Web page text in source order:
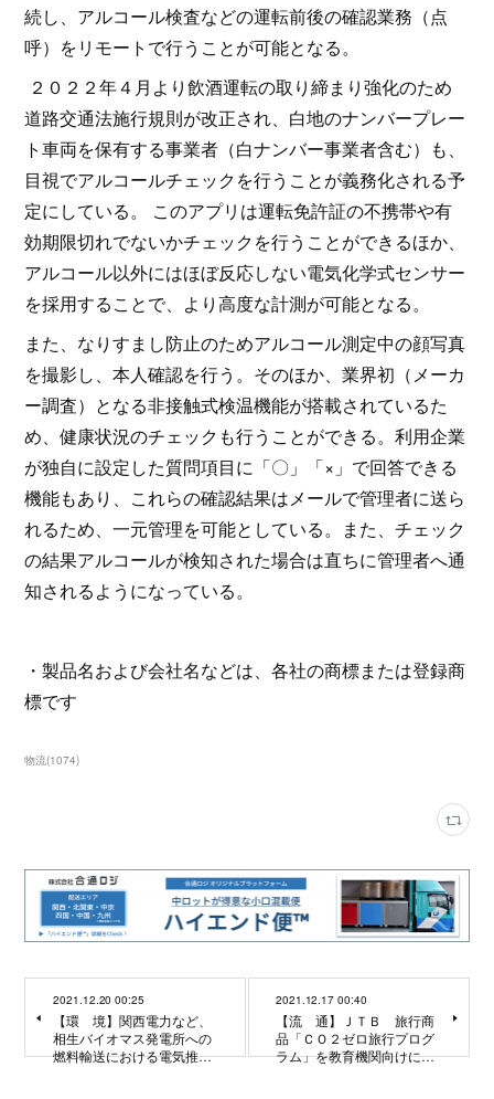
続し、アルコール検査などの運転前後の確認業務（点
呼）をリモートで行うことが可能となる。
２０２２年４月より飲酒運転の取り締まり強化のため
道路交通法施行規則が改正され、白地のナンバープレー
ト車両を保有する事業者（白ナンバー事業者含む）も、
目視でアルコールチェックを行うことが義務化される予
定にしている。 このアプリは運転免許証の不携帯や有
効期限切れでないかチェックを行うことができるほか、
アルコール以外にはほぼ反応しない電気化学式センサー
を採用することで、より高度な計測が可能となる。
また、なりすまし防止のためアルコール測定中の顔写真
を撮影し、本人確認を行う。そのほか、業界初（メーカ
ー調査）となる非接触式検温機能が搭載されているた
め、健康状況のチェックも行うことができる。利用企業
が独自に設定した質問項目に「〇」「×」で回答できる
機能もあり、これらの確認結果はメールで管理者に送ら
れるため、一元管理を可能としている。また、チェック
の結果アルコールが検知された場合は直ちに管理者へ通
知されるようになっている。
・製品名および会社名などは、各社の商標または登録商
標です
物流(1074)
2021.12.20 00:25
【環 境】関西電力など、
相生バイオマス発電所への
燃料輸送における電気推…
2021.12.17 00:40
【流 通】ＪＴＢ 旅行商
品「ＣＯ２ゼロ旅行プログ
ラム」を教育機関向けに…